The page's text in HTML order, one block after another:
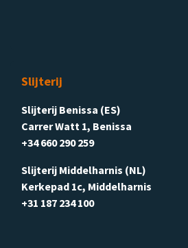
Slijterij
Slijterij Benissa (ES)
Carrer Watt 1, Benissa
+34 660 290 259
Slijterij Middelharnis (NL)
Kerkepad 1c, Middelharnis
+31 187 234 100